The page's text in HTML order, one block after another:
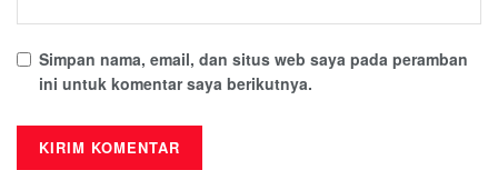
Simpan nama, email, dan situs web saya pada peramban
ini untuk komentar saya berikutnya.